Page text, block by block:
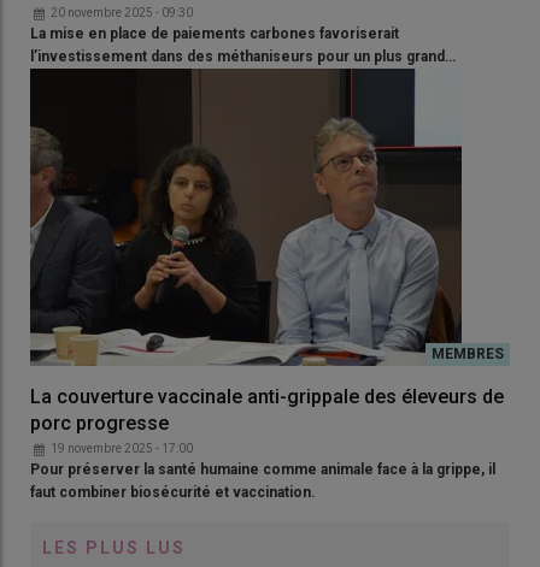
20 novembre 2025 - 09:30
La mise en place de paiements carbones favoriserait
l’investissement dans des méthaniseurs pour un plus grand…
La couverture vaccinale anti-grippale des éleveurs de
porc progresse
19 novembre 2025 - 17:00
Pour préserver la santé humaine comme animale face à la grippe, il
faut combiner biosécurité et vaccination.
LES PLUS LUS